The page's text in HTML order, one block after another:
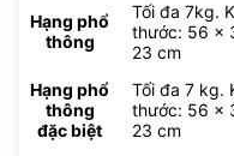
Hạng phổ
thông
Tối đa 7kg.
thước: 56 x
23 cm
Hạng phổ
thông
đặc biệt
Tối đa 7 kg.
thước: 56 x
23 cm